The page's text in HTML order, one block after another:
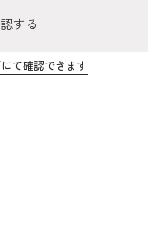
する
て確認できます